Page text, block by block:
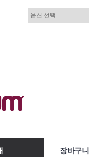
장바구니